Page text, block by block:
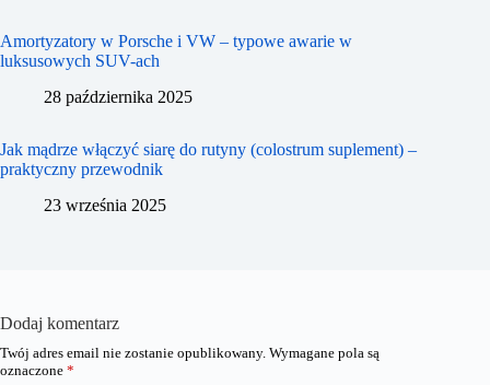
Amortyzatory w Porsche i VW – typowe awarie w
luksusowych SUV-ach
28 października 2025
Jak mądrze włączyć siarę do rutyny (colostrum suplement) –
praktyczny przewodnik
23 września 2025
Dodaj komentarz
Twój adres email nie zostanie opublikowany. Wymagane pola są
oznaczone *